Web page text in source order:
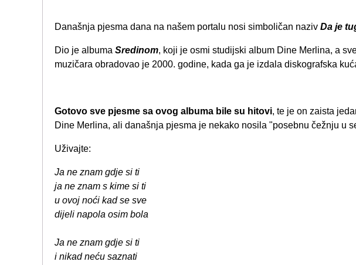
Današnja pjesma dana na našem portalu nosi simboličan naziv Da je
Dio je albuma Sredinom, koji je osmi studijski album Dine Merlina, a
muzičara obradovao je 2000. godine, kada ga je izdala diskografska
Gotovo sve pjesme sa ovog albuma bile su hitovi, te je on zaista
Dine Merlina, ali današnja pjesma je nekako nosila "posebnu čežnju u
Uživajte:
Ja ne znam gdje si ti
ja ne znam s kime si ti
u ovoj noći kad se sve
dijeli napola osim bola
Ja ne znam gdje si ti
i nikad neću saznati